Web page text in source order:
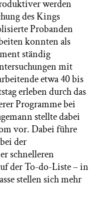
werden
des Kings
Probanden
konnten als
ständig
mit
etwa 40 bis
erleben durch das
Programme bei
stellte dabei
vor. Dabei führe
der
schnelleren
der To-do-Liste – in
stellen sich mehr